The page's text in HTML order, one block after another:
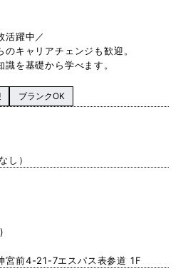
活躍中／
キャリアチェンジも歓迎。
を基礎から学べます。
ブランクOK
し）
宮前4-21-7エスパス表参道 1F